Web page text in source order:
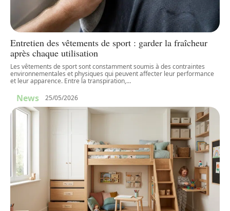
Entretien des vêtements de sport : garder la fraîcheur
après chaque utilisation
Les vêtements de sport sont constamment soumis à des contraintes
environnementales et physiques qui peuvent affecter leur performance
et leur apparence. Entre la transpiration,…
News 25/05/2026